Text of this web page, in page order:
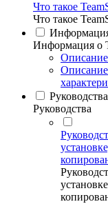
Что такое
Что такое
Информация о
Руководства
Руководства